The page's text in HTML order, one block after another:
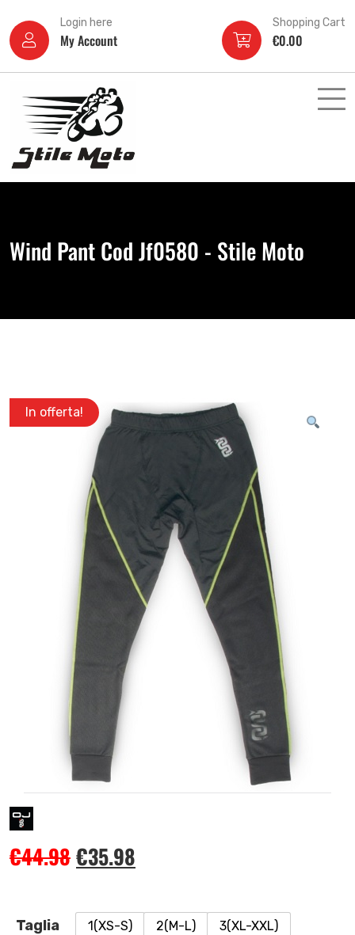
Login here
My Account
Shopping Cart
€0.00
Wind Pant Cod Jf0580 - Stile Moto
In offerta!
€44.98€35.98
Taglia 1(XS-S) 2(M-L)
3(XL-XXL)